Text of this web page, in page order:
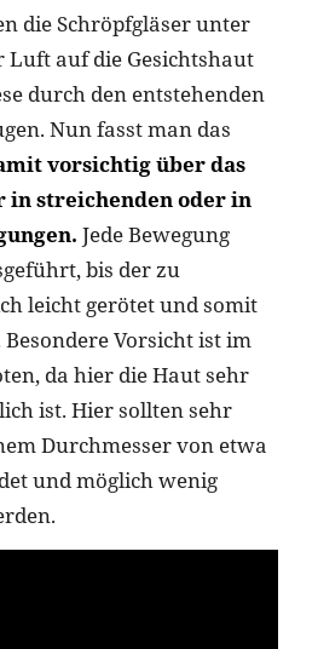
die Schröpfgläser unter
auf die Gesichtshaut
durch den entstehenden
Nun fasst man das
vorsichtig über das
in streichenden oder in
Jede Bewegung
bis der zu
leicht gerötet und somit
Vorsicht ist im
da hier die Haut sehr
ist. Hier sollten sehr
Durchmesser von etwa
und möglich wenig